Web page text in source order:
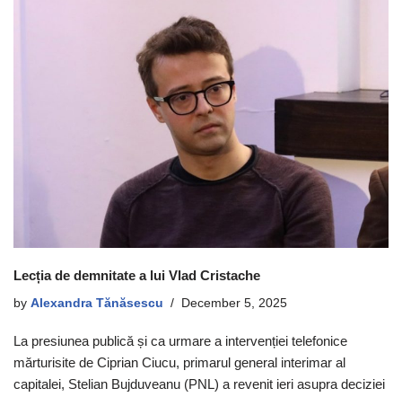
Lecția de demnitate a lui Vlad Cristache
by Alexandra Tănăsescu December 5, 2025
La presiunea publică și ca urmare a intervenției telefonice
mărturisite de Ciprian Ciucu, primarul general interimar al
capitalei, Stelian Bujduveanu (PNL) a revenit ieri asupra deciziei